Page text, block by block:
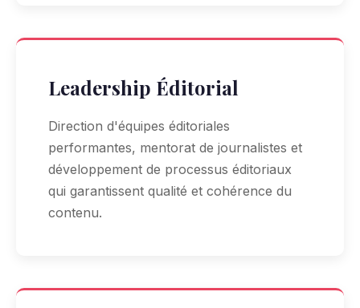
Leadership Éditorial
Direction d'équipes éditoriales
performantes, mentorat de journalistes et
développement de processus éditoriaux
qui garantissent qualité et cohérence du
contenu.